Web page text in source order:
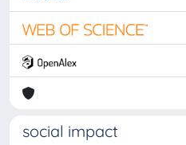
social impact